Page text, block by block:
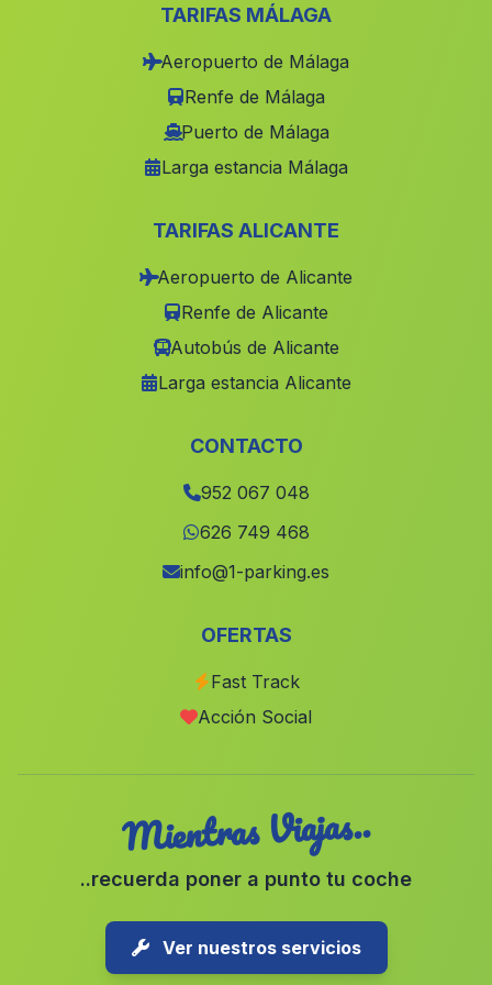
Caserio Balax(Malaga)
Caserio El Zarzalar (Malaga)
Los Mimbrales(Malaga)
Casa Lacra(Malaga)
(Malaga)
Villanueva de Cordoba (Malaga)
(Malaga)
(Malaga)
Cortijada Los Arenales(Malaga)
Barriada Barrio del Carmen (Malaga)
Caserio Las Huertas(Malaga)
(Malaga)
(Malaga)
TARIFAS MÁLAGA
Aeropuerto de Málaga
Renfe de Málaga
Puerto de Málaga
Larga estancia Málaga
TARIFAS ALICANTE
Aeropuerto de Alicante
Renfe de Alicante
Autobús de Alicante
Larga estancia Alicante
CONTACTO
952 067 048
626 749 468
info@1-parking.es
OFERTAS
Fast Track
Acción Social
Mientras Viajas..
..recuerda poner a punto tu coche
Ver nuestros servicios